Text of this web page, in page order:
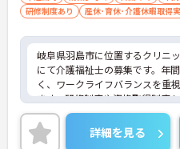
研修制度あり
産休･育休･介護休暇取得
岐阜県羽島市に位置するクリニ
にて介護福祉士の募集です。年
く、ワークライフバランスを重
ます。研修制度や資格取得制度
スキルアップも目指せます。ご
面接対策ポイントなど、さらに詳
のでお気軽にご相談ください！
詳細を見る